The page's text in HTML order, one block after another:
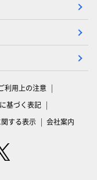
利用上の注意
基づく表記
する表示 会社案内